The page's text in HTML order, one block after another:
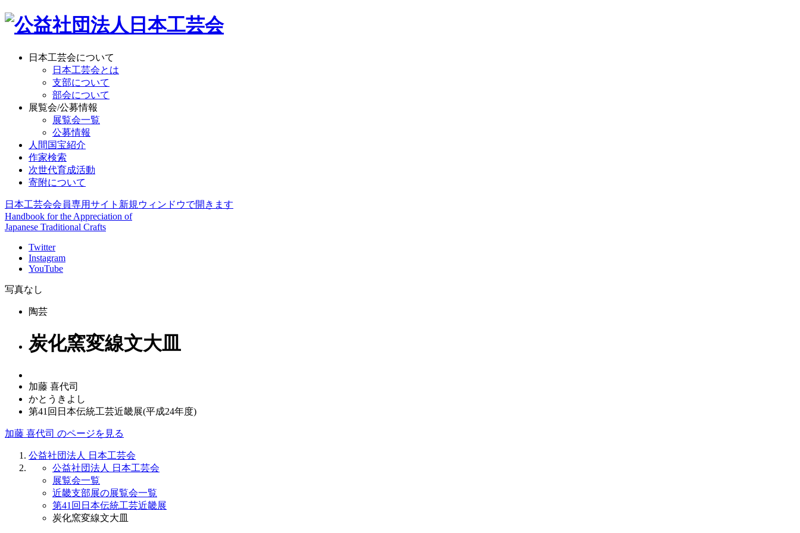
日本工芸会について
日本工芸会とは
支部について
部会について
展覧会/公募情報
展覧会一覧
公募情報
人間国宝紹介
作家検索
次世代育成活動
寄附について
日本工芸会会員専用サイト 新規ウィンドウで開きます
Handbook for the Appreciation of
Japanese Traditional Crafts
Twitter
Instagram
YouTube
写真なし
陶芸
炭化窯変線文大皿
加藤 喜代司
かとうきよし
第41回日本伝統工芸近畿展(平成24年度)
加藤 喜代司 のページを見る
公益社団法人 日本工芸会
公益社団法人 日本工芸会
展覧会一覧
近畿支部展の展覧会一覧
第41回日本伝統工芸近畿展
炭化窯変線文大皿